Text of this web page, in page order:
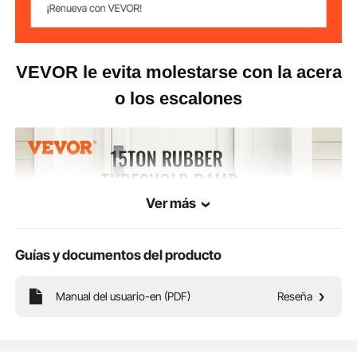
VEVOR le evita molestarse con la acera
o los escalones
Ver más
Guías y documentos del producto
Manual del usuario-en (PDF) Reseña